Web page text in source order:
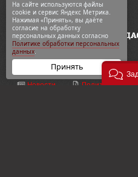
Новости
Политика конф-
На сайте используются файлы
cookie и сервис Яндекс Метрика.
Нажимая «Принять», вы даёте
согласие на обработку
персональных данных согласно
Политике обработки персональных
данных.
Принять